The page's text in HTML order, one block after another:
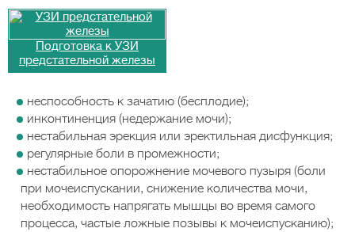
Подготовка к УЗИ
предстательной железы
неспособность к зачатию (бесплодие);
инконтиненция (недержание мочи);
нестабильная эрекция или эректильная дисфункция;
регулярные боли в промежности;
нестабильное опорожнение мочевого пузыря (боли
при мочеиспускании, снижение количества мочи,
необходимость напрягать мышцы во время самого
процесса, частые ложные позывы к мочеиспусканию);